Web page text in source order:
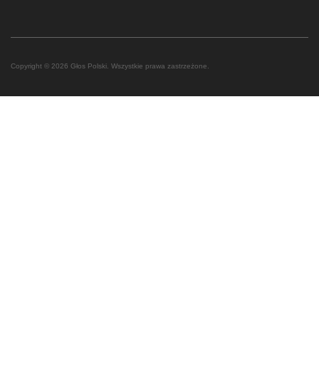
Copyright © 2026 Głos Polski. Wszystkie prawa zastrzeżone.